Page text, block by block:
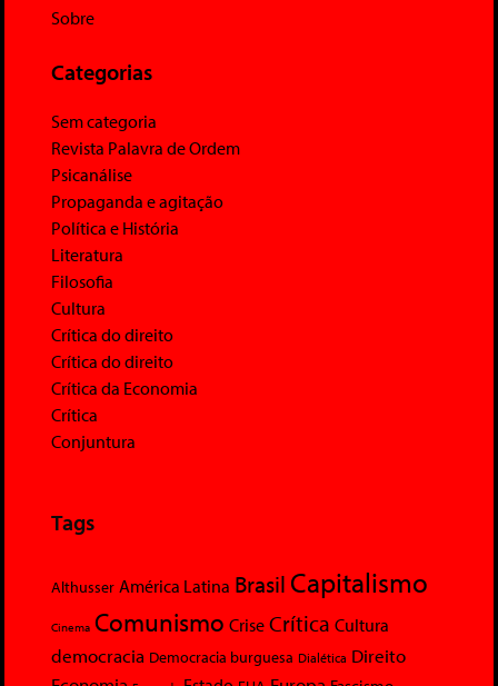
Sobre
Categorias
Sem categoria
Revista Palavra de Ordem
Psicanálise
Propaganda e agitação
Política e História
Literatura
Filosofia
Cultura
Crítica do direito
Crítica do direito
Crítica da Economia
Crítica
Conjuntura
Tags
Althusser América Latina Brasil Capitalismo
Cinema Comunismo Crise Crítica Cultura
democracia Democracia burguesa Dialética Direito